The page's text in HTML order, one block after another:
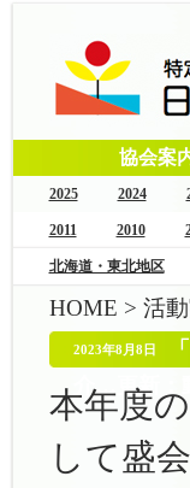
協会案
2025 2024
2011 2010
北海道・東北地区
HOME > 活
2023年8月8日
介…更新：
本年度
して盛